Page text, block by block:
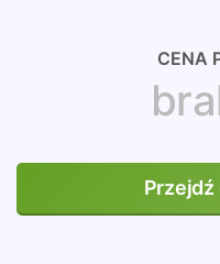
CENA
Przejdź